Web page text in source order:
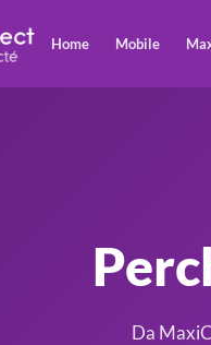
Home Mobile
Da